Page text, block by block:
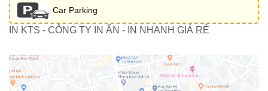
Car Parking
IN KTS - CÔNG TY IN ẤN - IN NHANH GIÁ RẺ